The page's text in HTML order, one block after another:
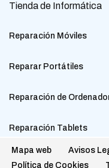
Tienda de Informática
Reparación Móviles
Reparar Portátiles
Reparación de
Reparación Tablets
Mapa web Avisos
Política de Cookies